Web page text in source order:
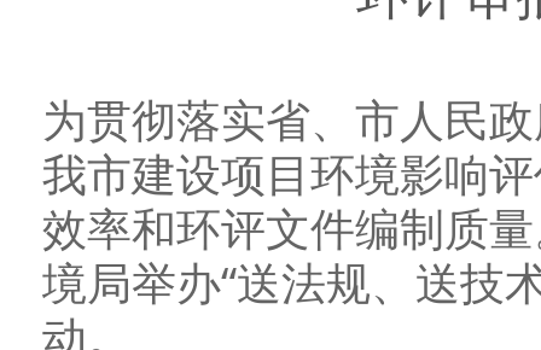
为贯彻落实省、市人民
我市建设项目环境影响
效率和环评文件编制质
境局举办“送法规、送技
动。